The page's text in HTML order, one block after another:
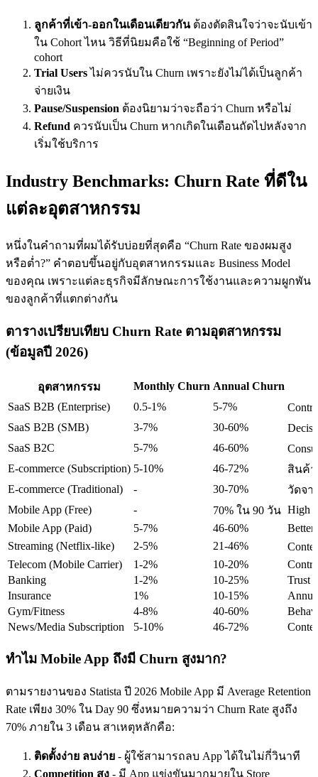
ลูกค้าที่เข้า-ออกในเดือนเดียวกันต้องตัดสินใจว่าจะนับเข้า
ใน Cohort ไหน วิธีที่นิยมคือใช้ “Beginning of Period”
cohort
Trial Usersไม่ควรนับใน Churn เพราะยังไม่ได้เป็นลูกค้า
จ่ายเงิน
Pause/Suspension ต้องนิยามว่าจะถือว่า Churn หรือไม่
Refund ควรนับเป็น Churn หากเกิดในเดือนถัดไปหลังจาก
เริ่มใช้บริการ
Industry Benchmarks: Churn Rate ที่ดีใน
แต่ละอุตสาหกรรม
หนึ่งในคำถามที่ผมได้รับบ่อยที่สุดคือ “Churn Rate ของผมสูง
หรือต่ำ?” คำตอบขึ้นอยู่กับอุตสาหกรรมและ Business Model
ของคุณ เพราะแต่ละธุรกิจมีลักษณะการใช้งานและความผูกพัน
ของลูกค้าที่แตกต่างกัน
ตารางเปรียบเทียบ Churn Rate ตามอุตสาหกรรม
(ข้อมูลปี 2026)
อุตสาหกรรม Monthly Churn Annual Churn
SaaS B2B (Enterprise)
0.5-1% 5-7%
SaaS B2B (SMB)
3-7% 30-60%
SaaS B2C
5-7% 46-60%
E-commerce (Subscription) 5-10% 46-72%
สินค้า
E-commerce (Traditional)
- 30-70%
วัดจา
Mobile App (Free)
- 70% ใน 90 วัน High
Mobile App (Paid)
5-7% 46-60%
Better
Streaming (Netflix-like)
2-5% 21-46%
Telecom (Mobile Carrier)
1-2% 10-20%
Banking
1-2% 10-25%
Trust
Insurance
1% 10-15%
Gym/Fitness
4-8% 40-60%
News/Media Subscription
5-10% 46-72%
ทำไม Mobile App ถึงมี Churn สูงมาก?
ตามรายงานของ Statista ปี 2026 Mobile App มี Average Retention
Rate เพียง 30% ใน Day 90 ซึ่งหมายความว่า Churn Rate สูงถึง
70% ภายใน 3 เดือน สาเหตุหลักคือ:
ติดตั้งง่าย ลบง่าย - ผู้ใช้สามารถลบ App ได้ในไม่กี่วินาที
Competition สูง - มี App แข่งขันมากมายใน Store